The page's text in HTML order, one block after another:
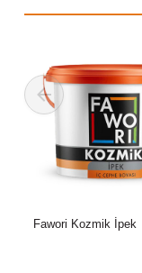
Fawori Kozmik İpek